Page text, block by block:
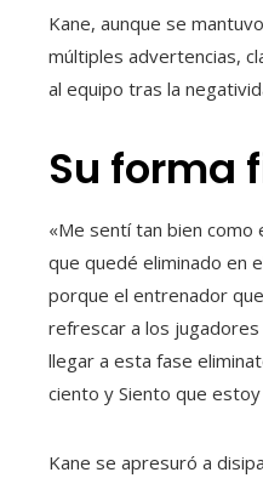
Kane, aunque se
múltiples advertencias,
al equipo tras la
Su forma
«Me sentí tan bien como
que quedé eliminado en
porque el entrenador
refrescar a los
llegar a esta fase
ciento y Siento que estoy
Kane se apresuró a